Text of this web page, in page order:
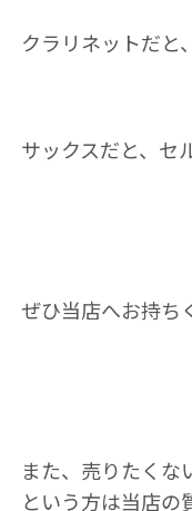
クラリネットだと
サックスだと、セ
ぜひ当店へお持ち
また、売りたくな
という方は当店の